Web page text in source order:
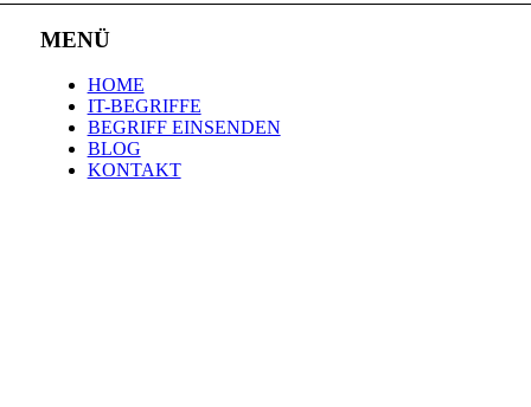
MENÜ
HOME
IT-BEGRIFFE
BEGRIFF EINSENDEN
BLOG
KONTAKT